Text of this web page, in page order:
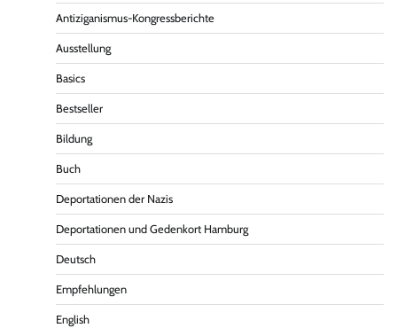
Antiziganismus-Kongressberichte
Ausstellung
Basics
Bestseller
Bildung
Buch
Deportationen der Nazis
Deportationen und Gedenkort Hamburg
Deutsch
Empfehlungen
English